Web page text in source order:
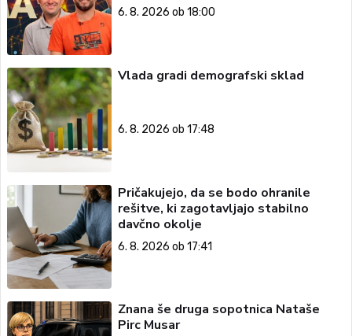
6. 8. 2026 ob 18:00
Vlada gradi demografski sklad
6. 8. 2026 ob 17:48
Pričakujejo, da se bodo ohranile
rešitve, ki zagotavljajo stabilno
davčno okolje
6. 8. 2026 ob 17:41
Znana še druga sopotnica Nataše
Pirc Musar